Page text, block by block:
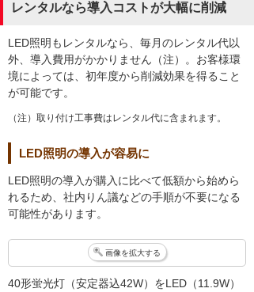
レンタルなら導入コストが大幅に削減
LED照明もレンタルなら、毎月のレンタル代以
外、導入費用がかかりません（注）。お客様環
境によっては、初年度から削減効果を得ること
が可能です。
（注）取り付け工事費はレンタル代に含まれます。
LED照明の導入が容易に
LED照明の導入が購入に比べて低額から始めら
れるため、社内りん議などの手順が不要になる
可能性があります。
画像を拡大する
40形蛍光灯（安定器込42W）をLED（11.9W）